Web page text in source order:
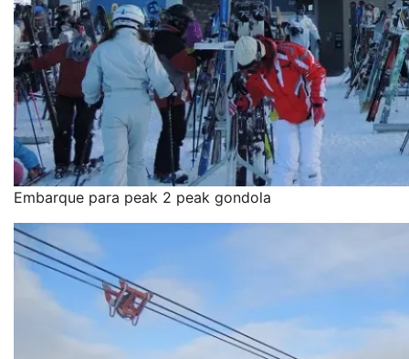
Embarque para peak 2 peak gondola